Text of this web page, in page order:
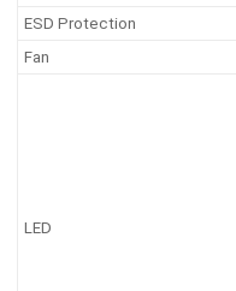
ESD Protection
Fan
LED